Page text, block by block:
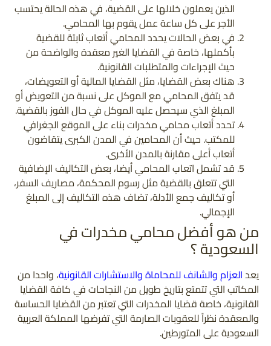
الذين يعملون خلالها على القضية، في هذه الحالة يحتسب
الأجر على كل ساعة عمل يقوم بها المحامي.
في بعض الحالات يحدد المحامي أتعاب ثابتة للقضية
بأكملها، خاصة في القضايا الغير معقدة والواضحة من
حيث الإجراءات والمتطلبات القانونية.
هناك بعض القضايا، مثل القضايا المالية أو التعويضات،
قد يتفق المحامي مع الموكل على نسبة من التعويض أو
المبلغ الذي سيحصل عليه الموكل في حال الفوز بالقضية.
تحدد أتعاب محامي مخدرات بناء على الموقع الجغرافي
للمكتب. حيث أن المحامين في المدن الكبرى يتقاضون
أتعاب أعلى مقارنة بالمدن الأخرى.
قد تشمل اتعاب المحامي أيضا، بعض التكاليف الإضافية
التي تتعلق بالقضية مثل رسوم المحكمة، مصاريف السفر،
أو تكاليف جمع الأدلة، تضاف هذه التكاليف إلى المبلغ
الإجمالي.
من هو أفضل محامي مخدرات في
السعودية ؟
يعدالعزام والشانف للمحاماة والاستشارات القانونية، واحدا من
المكاتب التي تتمتع بتاريخ طويل من النجاحات في كافة القضايا
القانونية، خاصة قضايا المخدرات التي تعتبر من القضايا الحساسة
والمعقدة نظراً للعقوبات الصارمة التي تفرضها المملكة العربية
السعودية على المتورطين.